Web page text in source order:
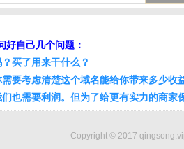
好自己几个问题：
买了用来干什么？
要考虑清楚这个域名能给你带来多少收
也需要利润。但为了给更有实力的商家
Copyright © 2017